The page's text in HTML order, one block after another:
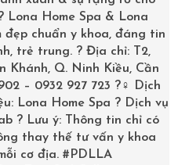
Lona Home Spa & Lona
đẹp chuẩn y khoa, đáng tin
trẻ trung. ? Địa chỉ: T2,
Khánh, Q. Ninh Kiều, Cần
– 0932 927 723 ?‍♀️ Dịch
Lona Home Spa ? Dịch vụ
? Lưu ý: Thông tin chỉ có
thay thế tư vấn y khoa
cơ địa. #PDLLA